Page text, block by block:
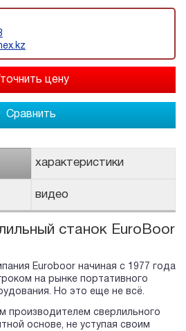
Сравнить
характеристики
видео
станок EuroBoor
Euroboor начиная с 1977 года
на рынке портативного
Но это еще не всё.
производителем сверлильного
основе, не уступая своим